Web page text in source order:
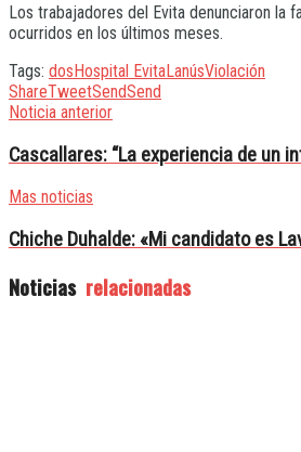
Los trabajadores del Evita denunciaron la
ocurridos en los últimos meses.
Tags: dosHospital EvitaLanúsViolación
ShareTweetSendSend
Noticia anterior
Cascallares: “La experiencia de un
Mas noticias
Chiche Duhalde: «Mi candidato es
Noticias relacionadas